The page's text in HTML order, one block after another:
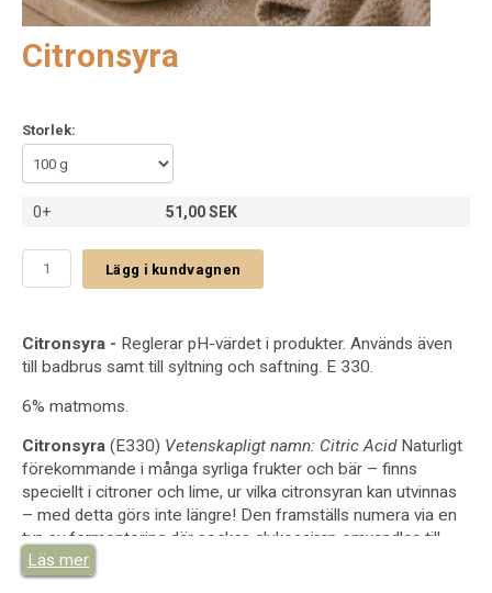
Citronsyra
Storlek:
0+ 51,00 SEK
Lägg i kundvagnen
Citronsyra - Reglerar pH-värdet i produkter. Används även
till badbrus samt till syltning och saftning. E 330.
6% matmoms.
Citronsyra (E330) Vetenskapligt namn: Citric Acid Naturligt
förekommande i många syrliga frukter och bär – finns
speciellt i citroner och lime, ur vilka citronsyran kan utvinnas
– med detta görs inte längre! Den framställs numera via en
typ av fermentering där socker, glukossirap omvandlas till
citronsyra. En viktig del av fermenteringen är tillsats av
mikroorganismen Aspergillus niger (en mögelsvamp), också
Läs mer